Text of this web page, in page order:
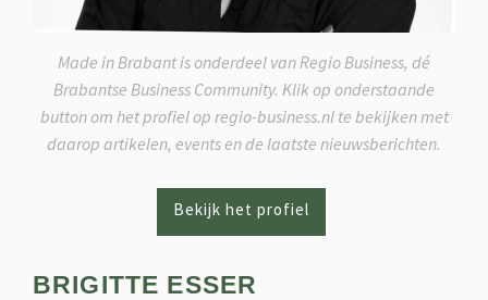
Made in Brabant is onderdeel van Regio Business, dé
Brabantse Business Community. Klik op onderstaande
button om het profiel op regio-business.nl te bekijken met
daarop artikelen, events en de laatste nieuwsberichten.
BRIGITTE ESSER